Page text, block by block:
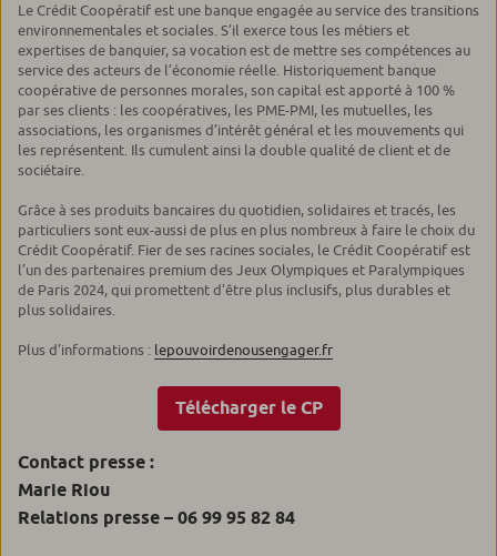
Le Crédit Coopératif est une banque engagée au service des transitions
environnementales et sociales. S’il exerce tous les métiers et
expertises de banquier, sa vocation est de mettre ses compétences au
service des acteurs de l’économie réelle. Historiquement banque
coopérative de personnes morales, son capital est apporté à 100 %
par ses clients : les coopératives, les PME-PMI, les mutuelles, les
associations, les organismes d’intérêt général et les mouvements qui
les représentent. Ils cumulent ainsi la double qualité de client et de
sociétaire.
Grâce à ses produits bancaires du quotidien, solidaires et tracés, les
particuliers sont eux-aussi de plus en plus nombreux à faire le choix du
Crédit Coopératif. Fier de ses racines sociales, le Crédit Coopératif est
l’un des partenaires premium des Jeux Olympiques et Paralympiques
de Paris 2024, qui promettent d’être plus inclusifs, plus durables et
plus solidaires.
Plus d’informations : lepouvoirdenousengager.fr
Télécharger le CP
Contact presse :
Marie Riou
Relations presse – 06 99 95 82 84